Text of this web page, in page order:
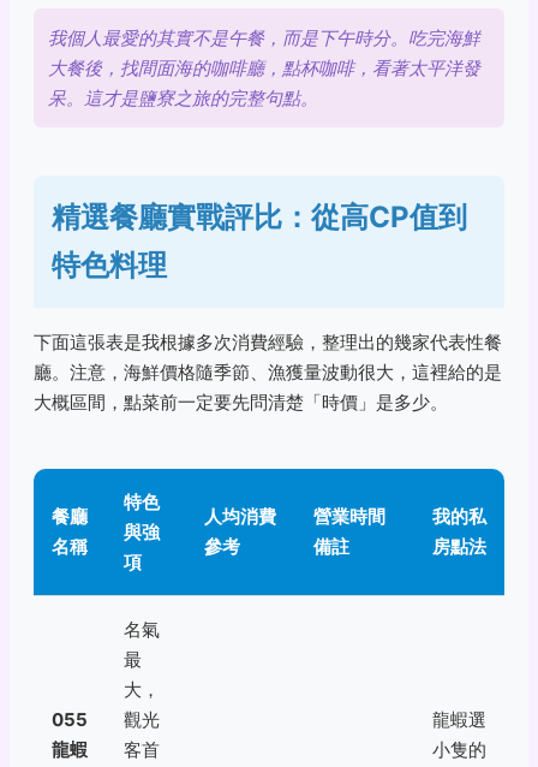
我個人最愛的其實不是午餐，而是下午時分。吃完海鮮
大餐後，找間面海的咖啡廳，點杯咖啡，看著太平洋發
呆。這才是鹽寮之旅的完整句點。
精選餐廳實戰評比：從高CP值到
特色料理
下面這張表是我根據多次消費經驗，整理出的幾家代表性餐
廳。注意，海鮮價格隨季節、漁獲量波動很大，這裡給的是
大概區間，點菜前一定要先問清楚「時價」是多少。
餐廳
名稱
特色
與強
項
人均消費
參考
營業時間
備註
我的私
房點法
055
龍蝦
名氣
最
大，
觀光
客首
龍蝦選
小隻的